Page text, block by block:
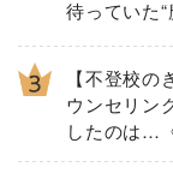
待っていた“
【不登校
ウンセリン
したのは…